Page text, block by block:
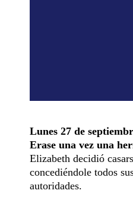
Lunes 27 de
Erase una vez una
Elizabeth decidió
concediéndole todos
autoridades.